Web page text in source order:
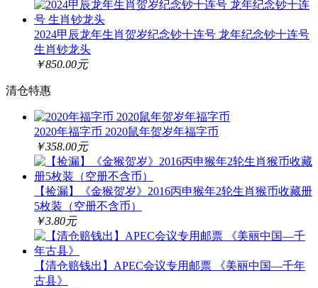
2024甲辰龙年生肖贺岁纪念钞十连号 龙年纪念钞十连号
生肖钞龙头
￥850.00元
清仓特惠
2020年福字币 2020鼠年贺岁年福字币
￥358.00元
【捡漏】《金猴贺岁》2016丙申猴年2轮生肖猴币收藏册
5枚装（空册不含币）
￥3.80元
【清仓赔钱出】APEC会议专用邮票 《美丽中国—千年
古县》